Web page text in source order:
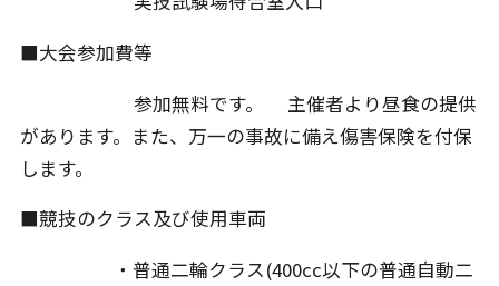
■大会参加費等
参加無料です。 主催者より昼食の提供
があります。また、万一の事故に備え傷害保険を付保
します。
■競技のクラス及び使用車両
・普通二輪クラス(400cc以下の普通自動二